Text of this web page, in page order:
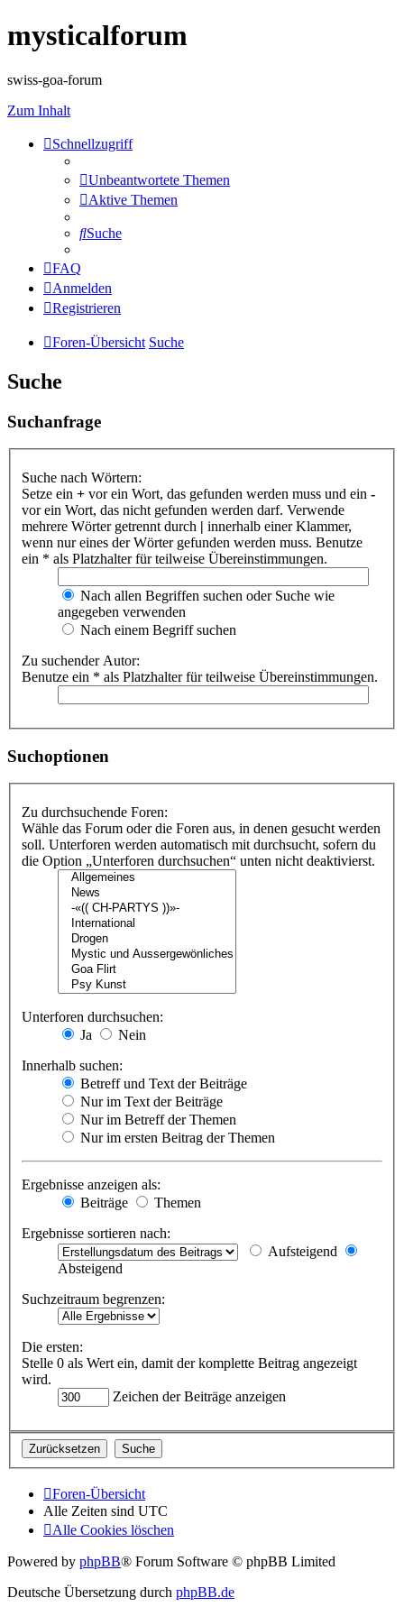
mysticalforum
swiss-goa-forum
Zum Inhalt
Schnellzugriff
Unbeantwortete Themen
Aktive Themen
Suche
FAQ
Anmelden
Registrieren
Foren-Übersicht Suche
Suche
Suchanfrage
Suche nach Wörtern:
Setze ein + vor ein Wort, das gefunden werden muss und ein -
vor ein Wort, das nicht gefunden werden darf. Verwende
mehrere Wörter getrennt durch | innerhalb einer Klammer,
wenn nur eines der Wörter gefunden werden muss. Benutze
ein * als Platzhalter für teilweise Übereinstimmungen.
Nach allen Begriffen suchen oder Suche wie
angegeben verwenden
Nach einem Begriff suchen
Zu suchender Autor:
Benutze ein * als Platzhalter für teilweise Übereinstimmungen.
Suchoptionen
Zu durchsuchende Foren:
Wähle das Forum oder die Foren aus, in denen gesucht werden
soll. Unterforen werden automatisch mit durchsucht, sofern du
die Option „Unterforen durchsuchen“ unten nicht deaktivierst.
Unterforen durchsuchen:
Ja
Nein
Innerhalb suchen:
Betreff und Text der Beiträge
Nur im Text der Beiträge
Nur im Betreff der Themen
Nur im ersten Beitrag der Themen
Ergebnisse anzeigen als:
Beiträge
Themen
Ergebnisse sortieren nach:
Aufsteigend
Absteigend
Suchzeitraum begrenzen:
Die ersten:
Stelle 0 als Wert ein, damit der komplette Beitrag angezeigt
wird.
Zeichen der Beiträge anzeigen
Foren-Übersicht
Alle Zeiten sind UTC
Alle Cookies löschen
Powered by phpBB® Forum Software © phpBB Limited
Deutsche Übersetzung durch phpBB.de